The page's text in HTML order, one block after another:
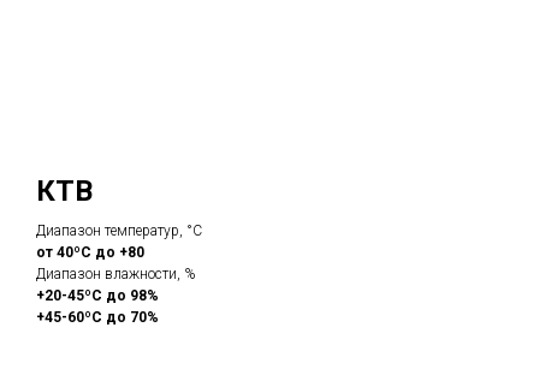
КТВ
Диапазон температур, °С
от 40ºС до +80
Диапазон влажности, %
+20-45ºС до 98%
+45-60ºС до 70%